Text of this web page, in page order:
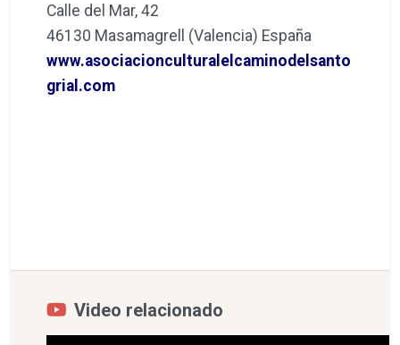
Calle del Mar, 42
46130 Masamagrell (Valencia) España
www.asociacionculturalelcaminodelsanto
grial.com
Video relacionado